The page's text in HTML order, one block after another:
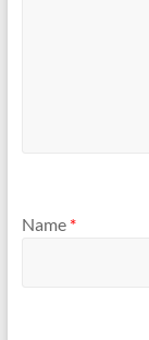
Name *